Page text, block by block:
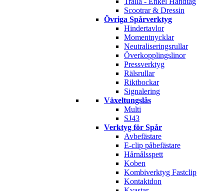
Scootrar & Dressin
Övriga Spårverktyg
Hindertavlor
Momentnycklar
Neutraliseringsrullar
Överkopplingslinor
Pressverktyg
Rälsrullar
Riktbockar
Signalering
Växeltungslås
Multi
SJ43
Verktyg för Spår
Avbefästare
E-clip påbefästare
Hårnålsspett
Koben
Kombiverktyg Fastclip
Kontaktdon